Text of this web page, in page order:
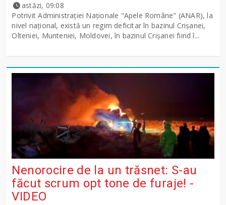
astăzi, 09:08
Potrivit Administraţiei Naţionale "Apele Române" (ANAR), la
nivel naţional, există un regim deficitar în bazinul Crişanei,
Olteniei, Munteniei, Moldovei, în bazinul Crişanei fiind î...
Nenorocire de la un trăsnet: S-au
făcut scrum opt tone de furaje! -
VIDEO